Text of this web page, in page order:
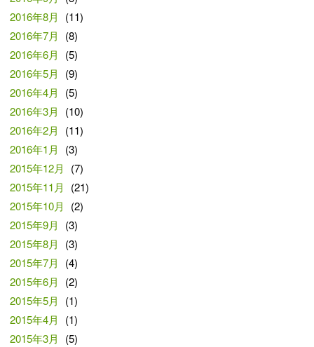
2016年8月
(11)
2016年7月
(8)
2016年6月
(5)
2016年5月
(9)
2016年4月
(5)
2016年3月
(10)
2016年2月
(11)
2016年1月
(3)
2015年12月
(7)
2015年11月
(21)
2015年10月
(2)
2015年9月
(3)
2015年8月
(3)
2015年7月
(4)
2015年6月
(2)
2015年5月
(1)
2015年4月
(1)
2015年3月
(5)